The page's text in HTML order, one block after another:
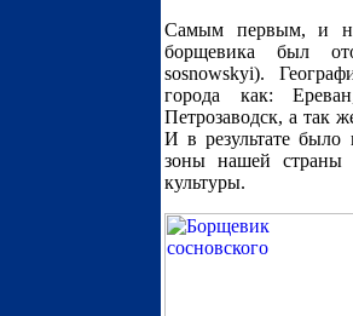
Самым первым, и
борщевика был
sosnowskyi).
города как:
Петрозаводск, а так
И в результате было
зоны нашей страны
культуры.